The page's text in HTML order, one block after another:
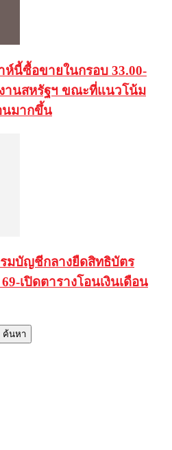
ห์นี้ซื้อขายในกรอบ 33.00-
านสหรัฐฯ ขณะที่แนวโน้ม
นมากขึ้น
รมบัญชีกลางยืดสิทธิบัตร
เปิดตารางโอนเงินเดือน